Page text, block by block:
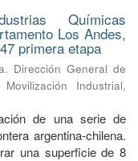
Químicas
Los Andes,
primera etapa
Dirección General de
Industrial,
de una serie de
argentina-chilena.
una superficie de 8